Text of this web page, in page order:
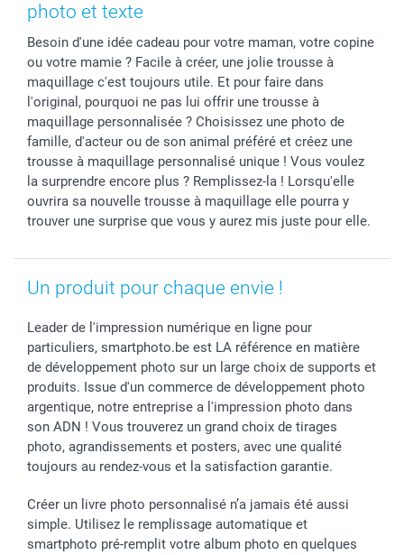
Cadres photo, accessoires déco & bonbons
Dénicheur d'idées cadeau
Fête des Pères
Rentrée des classes
Communion
Saint-Valentin
Vacances
Droit de rétraction
Conditions générales
Vie privée
Gestion des cookies
Tarifs
Investisseurs
Droit de rétractation
smartbonus
Modes de paiement
Modes de livraison
Grandes Quantités
Statut de ma commande
photo et texte
Besoin d'une idée cadeau pour votre maman, votre copine
ou votre mamie ? Facile à créer, une jolie trousse à
maquillage c'est toujours utile. Et pour faire dans
l'original, pourquoi ne pas lui offrir une trousse à
maquillage personnalisée ? Choisissez une photo de
famille, d'acteur ou de son animal préféré et créez une
trousse à maquillage personnalisé unique ! Vous voulez
la surprendre encore plus ? Remplissez-la ! Lorsqu'elle
ouvrira sa nouvelle trousse à maquillage elle pourra y
trouver une surprise que vous y aurez mis juste pour elle.
Un produit pour chaque envie !
Leader de l'impression numérique en ligne pour
particuliers, smartphoto.be est LA référence en matière
de développement photo sur un large choix de supports et
produits. Issue d'un commerce de développement photo
argentique, notre entreprise a l'impression photo dans
son ADN ! Vous trouverez un grand choix de tirages
photo, agrandissements et posters, avec une qualité
toujours au rendez-vous et la satisfaction garantie.
Créer un livre photo personnalisé n’a jamais été aussi
simple. Utilisez le remplissage automatique et
smartphoto pré-remplit votre album photo en quelques